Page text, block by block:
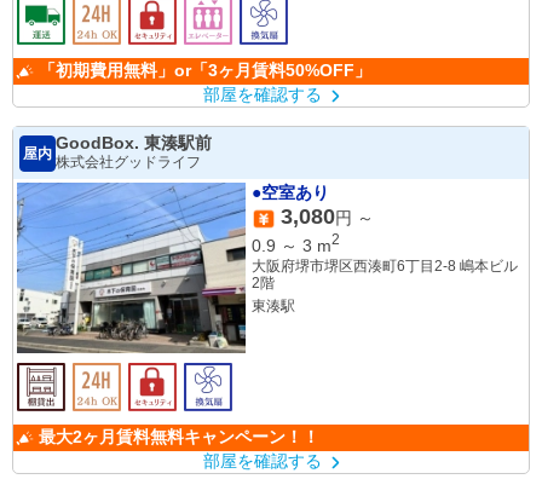
「初期費用無料」or「3ヶ月賃料50%OFF」
部屋を確認する
屋内
GoodBox. 東湊駅前
株式会社グッドライフ
●空室あり
3,080円 ～
0.9 ～ 3 m2
大阪府堺市堺区西湊町6丁目2-8 嶋本ビル
2階
東湊駅
最大2ヶ月賃料無料キャンペーン！！
部屋を確認する